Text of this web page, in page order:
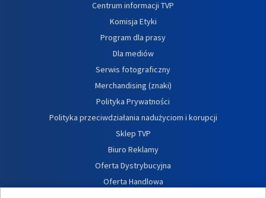
Centrum informacji TVP
Komisja Etyki
Program dla prasy
Dla mediów
Serwis fotograficzny
Merchandising (znaki)
Polityka Prywatności
Polityka przeciwdziałania nadużyciom i korupcji
Sklep TVP
Biuro Reklamy
Oferta Dystrybucyjna
Oferta Handlowa